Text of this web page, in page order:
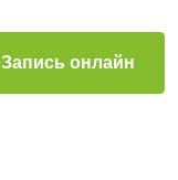
Запись онлайн